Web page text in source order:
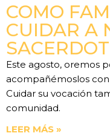
COMO
CUIDAR A
Este agosto, oremos
acompañémoslos
Cuidar su vocación
comunidad.
LEER MÁS »